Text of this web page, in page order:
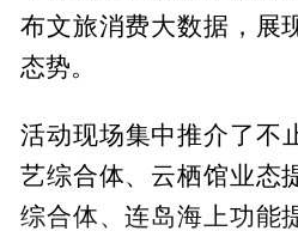
布文旅消费大数据，展
态势。
活动现场集中推介了
艺综合体、云栖馆业态
综合体、连岛海上功能